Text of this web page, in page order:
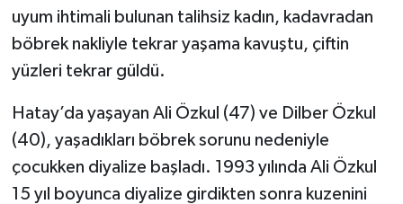
uyum ihtimali bulunan talihsiz kadın, kadavradan
böbrek nakliyle tekrar yaşama kavuştu, çiftin
yüzleri tekrar güldü.
Hatay’da yaşayan Ali Özkul (47) ve Dilber Özkul
(40), yaşadıkları böbrek sorunu nedeniyle
çocukken diyalize başladı. 1993 yılında Ali Özkul
15 yıl boyunca diyalize girdikten sonra kuzenini